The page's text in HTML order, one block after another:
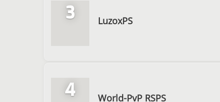
3 LuzoxPS
4 World-PvP RSPS